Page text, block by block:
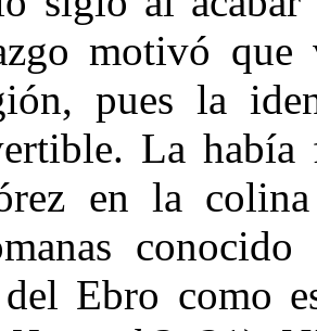
motivó
pues la
La
en la
Ebro como